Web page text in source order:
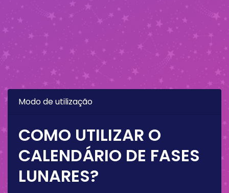
Modo de utilização
COMO UTILIZAR O
CALENDÁRIO DE FASES
LUNARES?